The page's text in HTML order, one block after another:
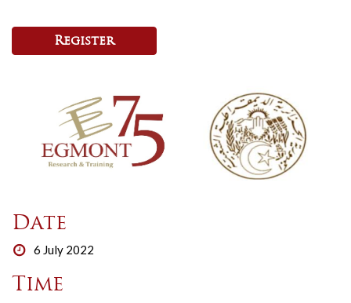
Register
Date
6 July 2022
Time